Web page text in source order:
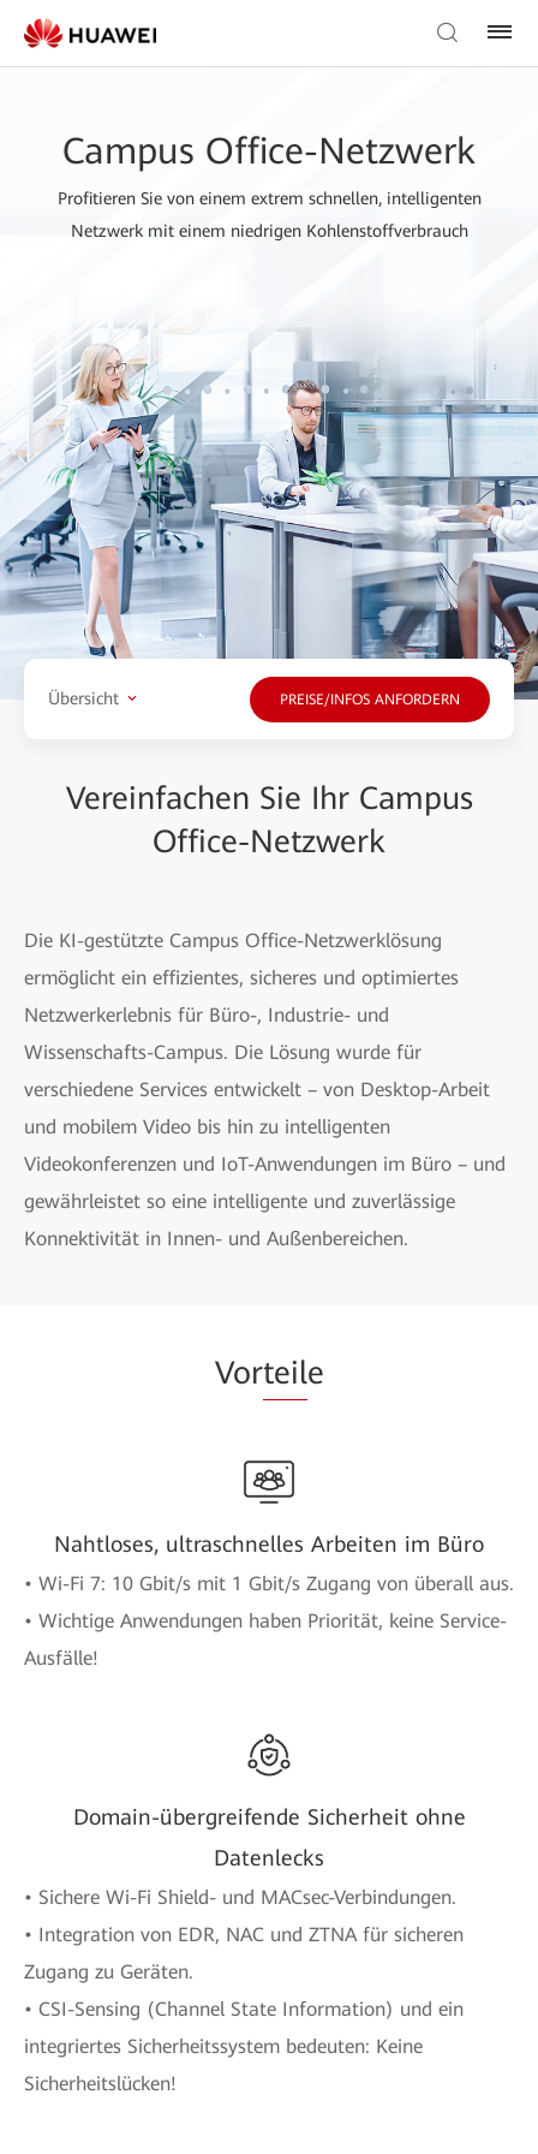
Campus Office-Netzwerk
Profitieren Sie von einem extrem schnellen, intelligenten
Netzwerk mit einem niedrigen Kohlenstoffverbrauch
Übersicht PREISE/INFOS ANFORDERN
Vereinfachen Sie Ihr Campus
Office-Netzwerk
Die KI-gestützte Campus Office-Netzwerklösung
ermöglicht ein effizientes, sicheres und optimiertes
Netzwerkerlebnis für Büro-, Industrie- und
Wissenschafts-Campus. Die Lösung wurde für
verschiedene Services entwickelt – von Desktop-Arbeit
und mobilem Video bis hin zu intelligenten
Videokonferenzen und IoT-Anwendungen im Büro – und
gewährleistet so eine intelligente und zuverlässige
Konnektivität in Innen- und Außenbereichen.
Vorteile
Nahtloses, ultraschnelles Arbeiten im Büro
• Wi-Fi 7: 10 Gbit/s mit 1 Gbit/s Zugang von überall aus.
• Wichtige Anwendungen haben Priorität, keine Service-
Ausfälle!
Domain-übergreifende Sicherheit ohne
Datenlecks
• Sichere Wi-Fi Shield- und MACsec-Verbindungen.
• Integration von EDR, NAC und ZTNA für sicheren
Zugang zu Geräten.
• CSI-Sensing (Channel State Information) und ein
integriertes Sicherheitssystem bedeuten: Keine
Sicherheitslücken!